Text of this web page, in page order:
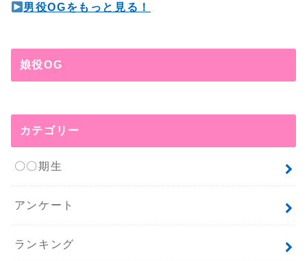
男役OGをもっと見る！
娘役OG
カテゴリー
〇〇期生
アンケート
ランキング